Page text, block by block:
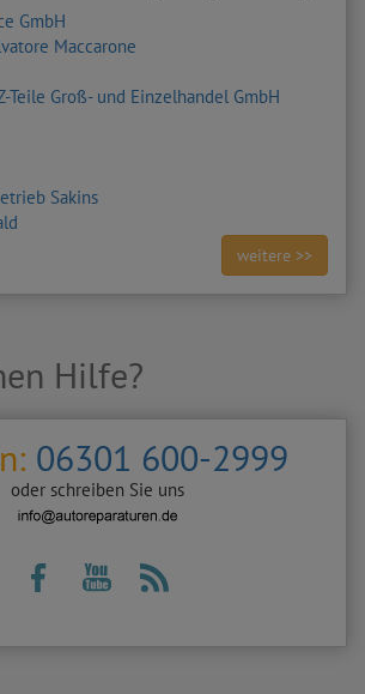
GmbH
Maccarone
Teile Groß- und Einzelhandel GmbH
Sakins
weitere >>
Hilfe?
06301 600-2999
oder schreiben Sie uns